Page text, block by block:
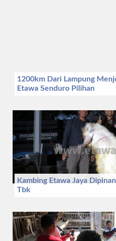
1200km Dari Lampung
Etawa Senduro Pilihan
Kambing Etawa Jaya
Tbk